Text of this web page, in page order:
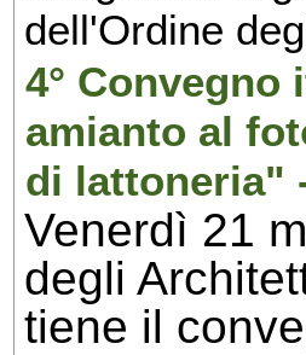
dell'Ordine
4°
amianto al
di lattoneria"
Venerdì 21
degli
tiene il